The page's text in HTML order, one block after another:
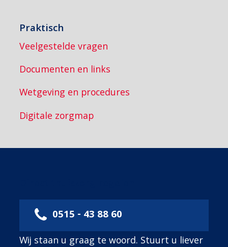
Praktisch
Veelgestelde vragen
Documenten en links
Wetgeving en procedures
Digitale zorgmap
0515 - 43 88 60
Wij staan u graag te woord. Stuurt u liever